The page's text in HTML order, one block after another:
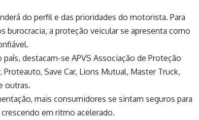
do perfil e das prioridades do motorista. Para
burocracia, a proteção veicular se apresenta como
destacam-se APVS Associação de Proteção
Save Car, Lions Mutual, Master Truck,
outras.
mais consumidores se sintam seguros para
em ritmo acelerado.